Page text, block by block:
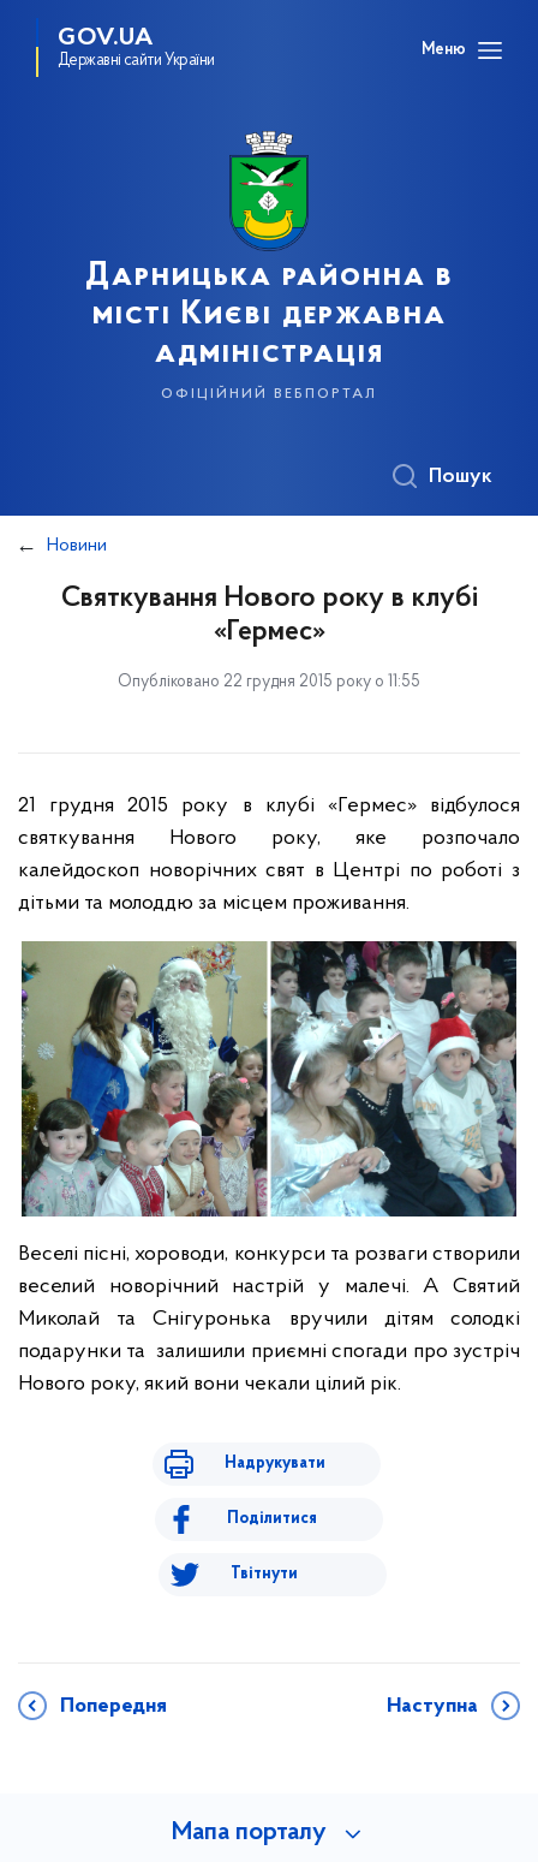
GOV.UA
Державні сайти України
Меню
Дарницька районна в
місті Києві державна
адміністрація
офіційний вебпортал
Пошук
Новини
Святкування Нового року в клубі
«Гермес»
Опубліковано 22 грудня 2015 року о 11:55
21 грудня 2015 року в клубі «Гермес» відбулося
святкування Нового року, яке розпочало
калейдоскоп новорічних свят в Центрі по роботі з
дітьми та молоддю за місцем проживання.
Веселі пісні, хороводи, конкурси та розваги створили
веселий новорічний настрій у малечі. А Святий
Миколай та Снігуронька вручили дітям солодкі
подарунки та залишили приємні спогади про зустріч
Нового року, який вони чекали цілий рік.
Надрукувати
Поділитися
Твітнути
Попередня Наступна
Мапа порталу